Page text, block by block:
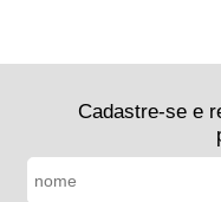
Cadastre-se e